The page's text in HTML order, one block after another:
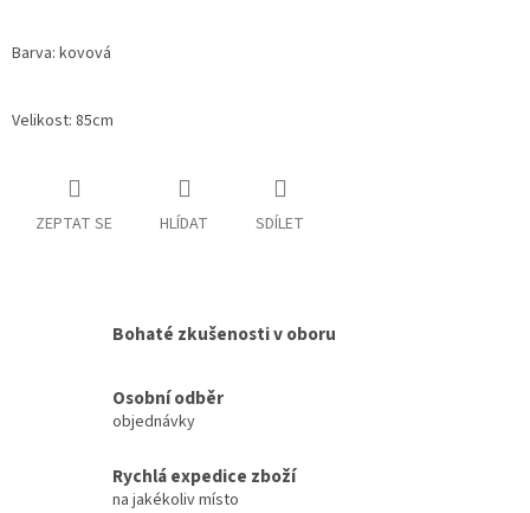
Barva: kovová
Velikost: 85cm
ZEPTAT SE HLÍDAT SDÍLET
Bohaté zkušenosti v oboru
Osobní odběr
objednávky
Rychlá expedice zboží
na jakékoliv místo